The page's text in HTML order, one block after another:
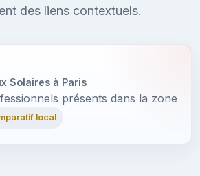
des liens contextuels.
Solaires à Paris
présents dans la zone
local